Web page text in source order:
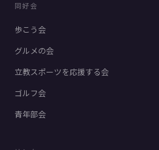
同好会
歩こう会
グルメの会
立教スポーツを応援する会
ゴルフ会
青年部会